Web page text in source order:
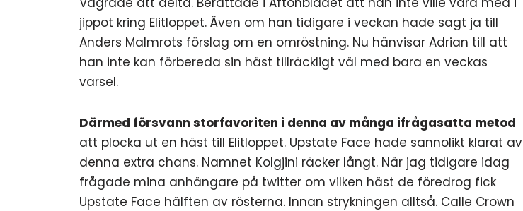
jippot kring Elitloppet. Även om han tidigare i veckan hade sagt ja till
Anders Malmrots förslag om en omröstning. Nu hänvisar Adrian till att
han inte kan förbereda sin häst tillräckligt väl med bara en veckas
varsel.
Därmed försvann storfavoriten i denna av många ifrågasatta metod
att plocka ut en häst till Elitloppet. Upstate Face hade sannolikt klarat av
denna extra chans. Namnet Kolgjini räcker långt. När jag tidigare idag
frågade mina anhängare på twitter om vilken häst de föredrog fick
Upstate Face hälften av rösterna. Innan strykningen alltså. Calle Crown